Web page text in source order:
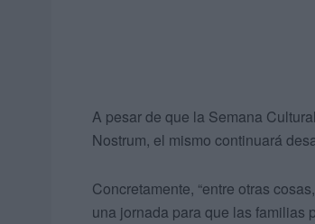
A pesar de que la Semana
Nostrum, el mismo continuará
Concretamente, “entre otras
una jornada para que las familias